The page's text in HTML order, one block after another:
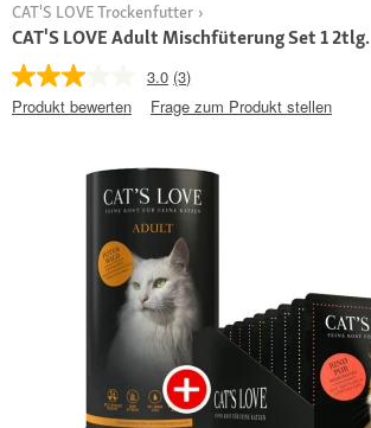
CAT'S LOVE Trockenfutter
CAT'S LOVE Adult Mischfüterung Set 1 2tlg.
3.0 (3)
Produkt bewerten
Frage zum Produkt stellen